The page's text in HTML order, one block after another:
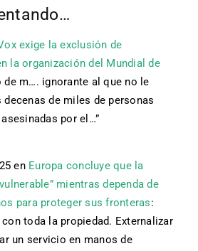
exige la exclusión de
la organización del Mundial de
de m…. ignorante al que no le
de miles de personas
por el…”
en Europa concluye que la
mientras dependa de
para proteger sus fronteras:
toda la propiedad. Externalizar
un servicio en manos de